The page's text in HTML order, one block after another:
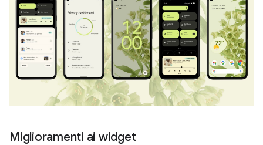
Miglioramenti ai widget